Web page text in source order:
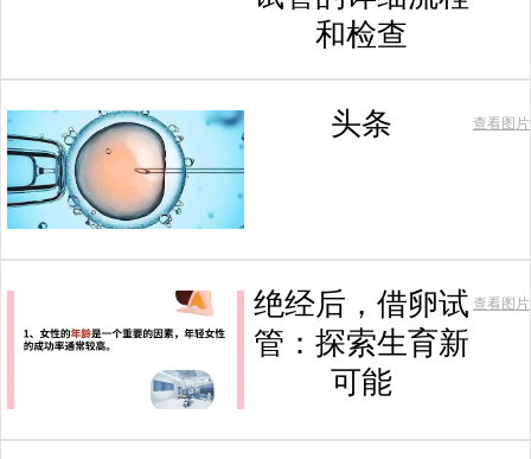
和检查
头条 查看图片
绝经后，借卵试
管：探索生育新
可能
查看图片